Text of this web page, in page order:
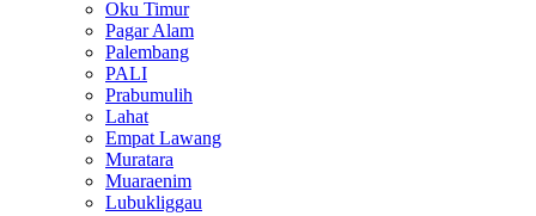
Oku Timur
Pagar Alam
Palembang
PALI
Prabumulih
Lahat
Empat Lawang
Muratara
Muaraenim
Lubukliggau